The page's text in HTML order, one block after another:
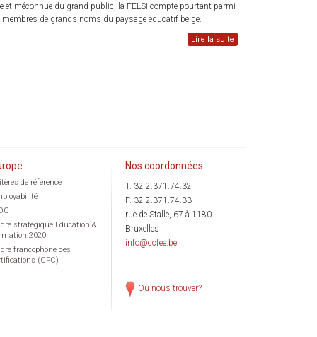
et méconnue du grand public, la FELSI compte pourtant parmi
membres de grands noms du paysage éducatif belge.
Lire la suite
de référence
stratégique Education &
2020
francophone des
(CFC)
Nos coordonnées
T. 32 2.371.74.32
F. 32 2.371.74.33
rue de Stalle, 67 à 1180
Bruxelles
info@ccfee.be
Où nous trouver?